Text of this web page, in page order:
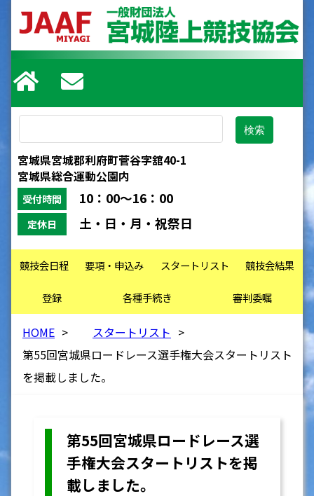
宮城県宮城郡利府町菅谷字舘40-1
宮城県総合運動公園内
受付時間 10：00～16：00
定休日 土・日・月・祝祭日
競技会日程 要項・申込み スタートリスト 競技会結果
登録 各種手続き 審判委嘱
HOME > スタートリスト >
第55回宮城県ロードレース選手権大会スタートリスト
を掲載しました。
第55回宮城県ロードレース選
手権大会スタートリストを掲
載しました。